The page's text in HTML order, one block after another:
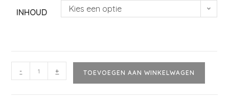
INHOUD Kies een optie
- + TOEVOEGEN AAN WINKELWAGEN